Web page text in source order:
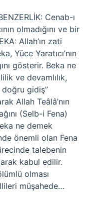
Cenab-ı
olmadığını ve bir
Allah’ın zati
Yüce Yaratıcı’nın
gösterir. Beka ne
ve devamlılık,
gidiş”
Allah Teâlâ’nın
(Selb-i Fena)
ne demek
önemli olan Fena
talebenin
kabul edilir.
olması
müşahede…